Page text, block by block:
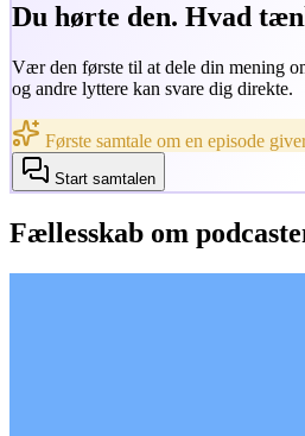
Du hørte den. Hvad
Vær den første til at dele din mening
og andre lyttere kan svare dig direkte.
Første samtale om en episode
Start samtalen
Fællesskab om